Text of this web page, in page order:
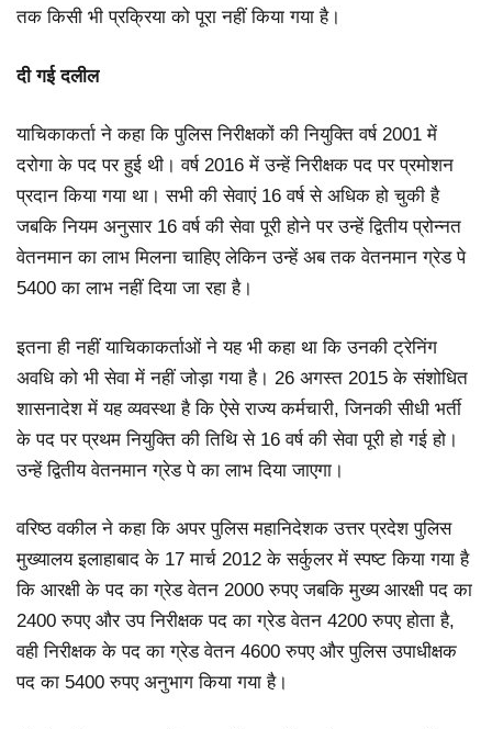
तक किसी भी प्रक्रिया को पूरा नहीं किया गया है।
दी गई दलील
याचिकाकर्ता ने कहा कि पुलिस निरीक्षकों की नियुक्ति वर्ष 2001 में
दरोगा के पद पर हुई थी। वर्ष 2016 में उन्हें निरीक्षक पद पर प्रमोशन
प्रदान किया गया था। सभी की सेवाएं 16 वर्ष से अधिक हो चुकी है
जबकि नियम अनुसार 16 वर्ष की सेवा पूरी होने पर उन्हें द्वितीय प्रोन्नत
वेतनमान का लाभ मिलना चाहिए लेकिन उन्हें अब तक वेतनमान ग्रेड पे
5400 का लाभ नहीं दिया जा रहा है।
इतना ही नहीं याचिकाकर्ताओं ने यह भी कहा था कि उनकी ट्रेनिंग
अवधि को भी सेवा में नहीं जोड़ा गया है। 26 अगस्त 2015 के संशोधित
शासनादेश में यह व्यवस्था है कि ऐसे राज्य कर्मचारी, जिनकी सीधी भर्ती
के पद पर प्रथम नियुक्ति की तिथि से 16 वर्ष की सेवा पूरी हो गई हो।
उन्हें द्वितीय वेतनमान ग्रेड पे का लाभ दिया जाएगा।
वरिष्ठ वकील ने कहा कि अपर पुलिस महानिदेशक उत्तर प्रदेश पुलिस
मुख्यालय इलाहाबाद के 17 मार्च 2012 के सर्कुलर में स्पष्ट किया गया है
कि आरक्षी के पद का ग्रेड वेतन 2000 रुपए जबकि मुख्य आरक्षी पद का
2400 रुपए और उप निरीक्षक पद का ग्रेड वेतन 4200 रुपए होता है,
वही निरीक्षक के पद का ग्रेड वेतन 4600 रुपए और पुलिस उपाधीक्षक
पद का 5400 रुपए अनुभाग किया गया है।